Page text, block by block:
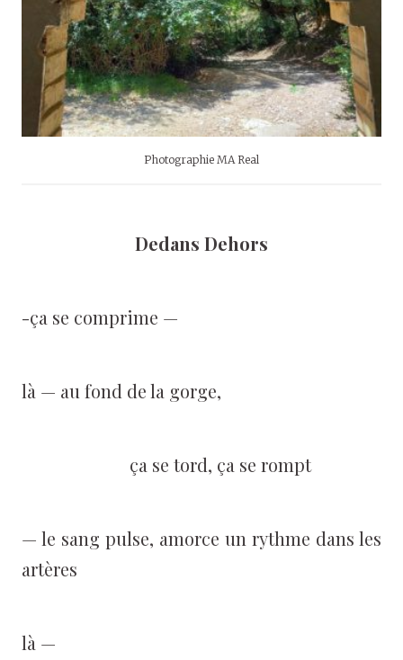
Photographie MA Real
Dedans Dehors
-ça se comprime —
là — au fond de la gorge,
ça se tord, ça se rompt
— le sang pulse, amorce un rythme dans les
artères
là —